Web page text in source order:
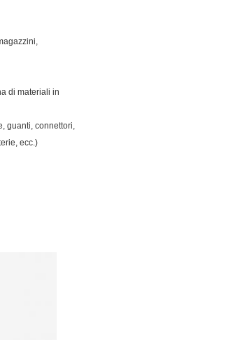
di materiali in
guanti, connettori,
ecc.)